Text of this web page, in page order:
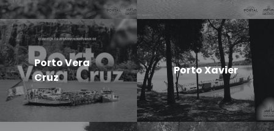
Porto Vera
Cruz
Porto Xavier